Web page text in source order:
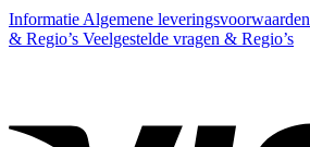
Informatie Algemene leveringsvoorwaarden
& Regio’s Veelgestelde vragen & Regio’s